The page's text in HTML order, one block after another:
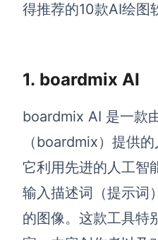
向团队介绍
客户端、插件
解决方案
得推荐的10款AI绘图
1. boardmix AI
boardmix AI 是一款
（boardmix）提供
它利用先进的人工智
输入描述词（提示词
的图像。这款工具特